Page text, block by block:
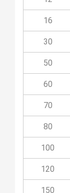
16
30
50
60
70
80
100
120
150